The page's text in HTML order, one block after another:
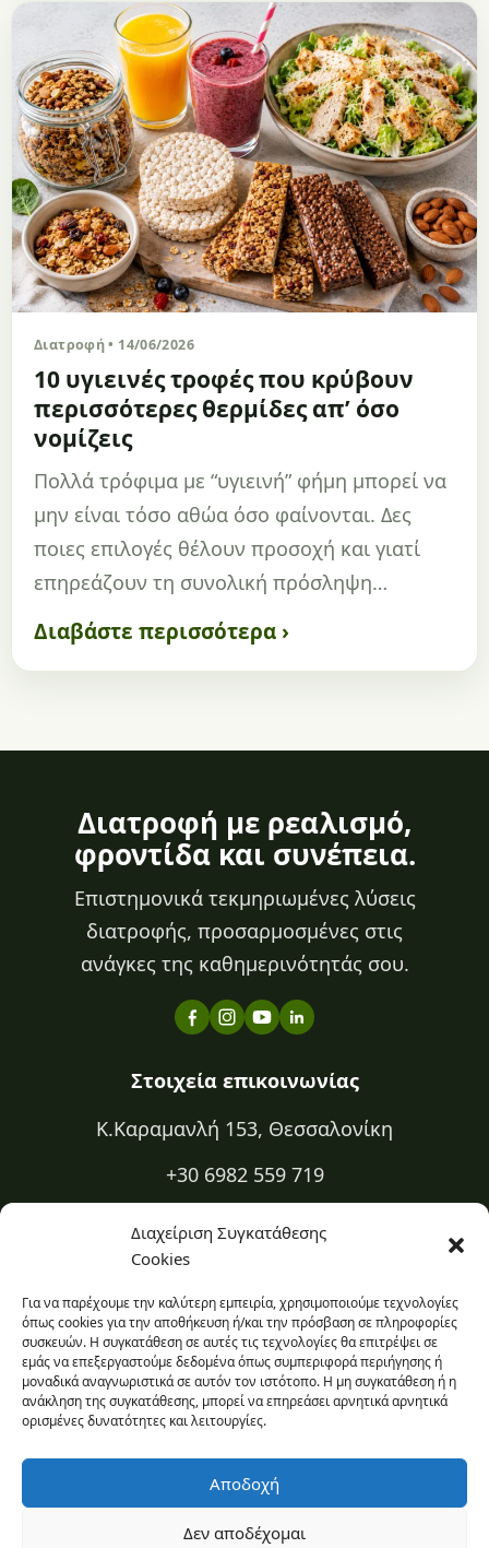
Διαχείριση Συγκατάθεσης
Cookies
Για να παρέχουμε την καλύτερη εμπειρία, χρησιμοποιούμε τεχνολογίες
όπως cookies για την αποθήκευση ή/και την πρόσβαση σε πληροφορίες
συσκευών. Η συγκατάθεση σε αυτές τις τεχνολογίες θα επιτρέψει σε
εμάς να επεξεργαστούμε δεδομένα όπως συμπεριφορά περιήγησης ή
μοναδικά αναγνωριστικά σε αυτόν τον ιστότοπο. Η μη συγκατάθεση ή η
ανάκληση της συγκατάθεσης, μπορεί να επηρεάσει αρνητικά αρνητικά
ορισμένες δυνατότητες και λειτουργίες.
Αποδοχή
Δεν αποδέχομαι
Διατροφή • 14/06/2026
10 υγιεινές τροφές που κρύβουν
περισσότερες θερμίδες απ’ όσο
νομίζεις
Πολλά τρόφιμα με “υγιεινή” φήμη μπορεί να
μην είναι τόσο αθώα όσο φαίνονται. Δες
ποιες επιλογές θέλουν προσοχή και γιατί
επηρεάζουν τη συνολική πρόσληψη…
Διαβάστε περισσότερα ›
Διατροφή με ρεαλισμό,
φροντίδα και συνέπεια.
Επιστημονικά τεκμηριωμένες λύσεις
διατροφής, προσαρμοσμένες στις
ανάγκες της καθημερινότητάς σου.
Στοιχεία επικοινωνίας
Κ.Καραμανλή 153, Θεσσαλονίκη
+30 6982 559 719
+30 2310 334 883
kapa@kapadiatrofi.gr
Είμαι online 24/7
Ο χώρος σου
Πρόσβαση στο εβδομαδιαίο πρόγραμμα και ιστορικό σου.